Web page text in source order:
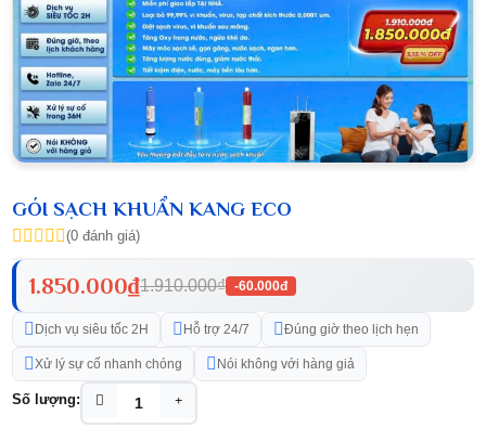
GÓI SẠCH KHUẨN KANG ECO
(0 đánh giá)
1.850.000₫1.910.000₫ -60.000đ
Dịch vụ siêu tốc 2H Hỗ trợ 24/7 Đúng giờ theo lịch hẹn
Xử lý sự cố nhanh chóng Nói không với hàng giả
Số lượng: